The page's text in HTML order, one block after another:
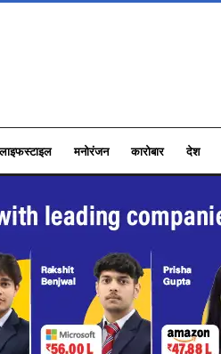
लाइफस्टाइल मनोरंजन कारोबार देश